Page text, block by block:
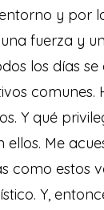
y por
fuerza y
los días
comunes.
Y qué
ellos. Me
como estos
Y,